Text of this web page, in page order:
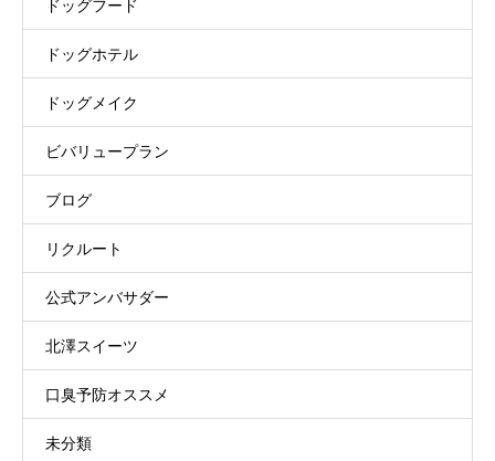
ドッグフード
ドッグホテル
ドッグメイク
ビバリュープラン
ブログ
リクルート
公式アンバサダー
北澤スイーツ
口臭予防オススメ
未分類